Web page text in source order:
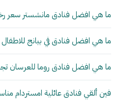
ما هي افضل فنادق مانشستر سعر
ما هي افضل فنادق في بيانج
ما هي افضل فنادق روما للعرسان
فين ألقي فنادق عائلية امستردام